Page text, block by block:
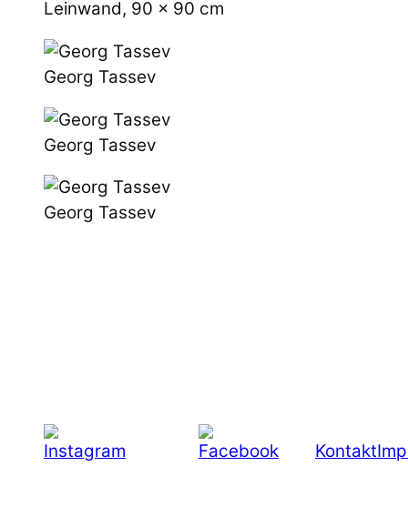
Leinwand, 90 x 90 cm
Georg Tassev
Georg Tassev
Georg Tassev
Kontakt